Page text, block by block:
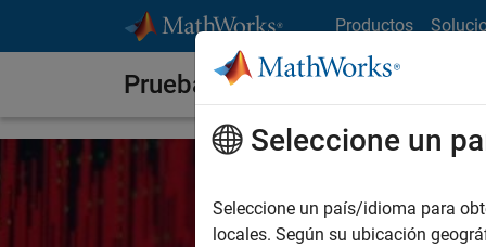
Productos
Pruebas y medición
Seleccione un
Seleccione un país/idioma para
locales. Según su ubicación